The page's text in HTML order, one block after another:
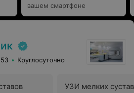
вашем смартфоне
Круглосуточно
УЗИ мелких